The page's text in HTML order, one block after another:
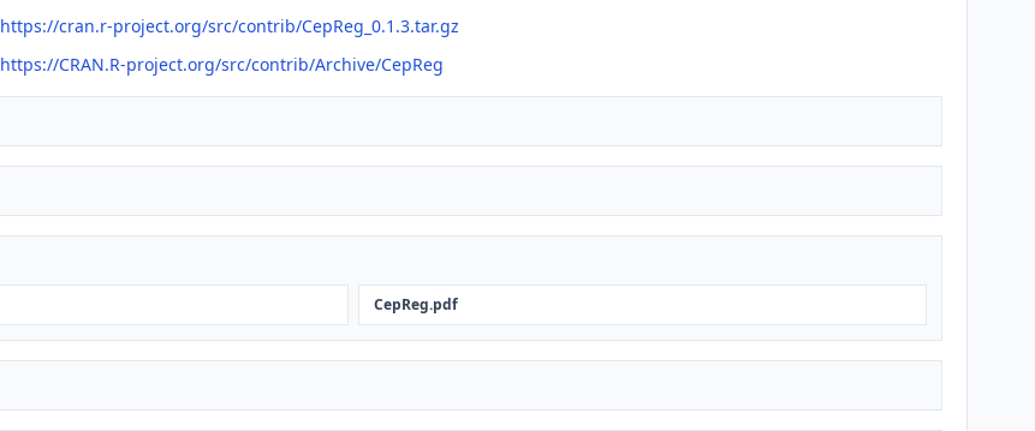
https://cran.r-project.org/src/contrib/CepReg_0.1.3.tar.gz
https://CRAN.R-project.org/src/contrib/Archive/CepReg
CepReg.pdf